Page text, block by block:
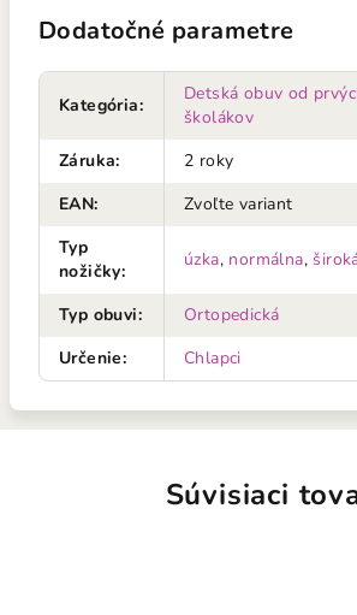
Dodatočné parametre
Kategória:
Detská obuv od
školákov
Záruka:
2 roky
EAN:
Zvoľte variant
Typ
nožičky:
úzka, normálna,
Typ obuvi:
Ortopedická
Určenie: Chlapci
Súvisiaci